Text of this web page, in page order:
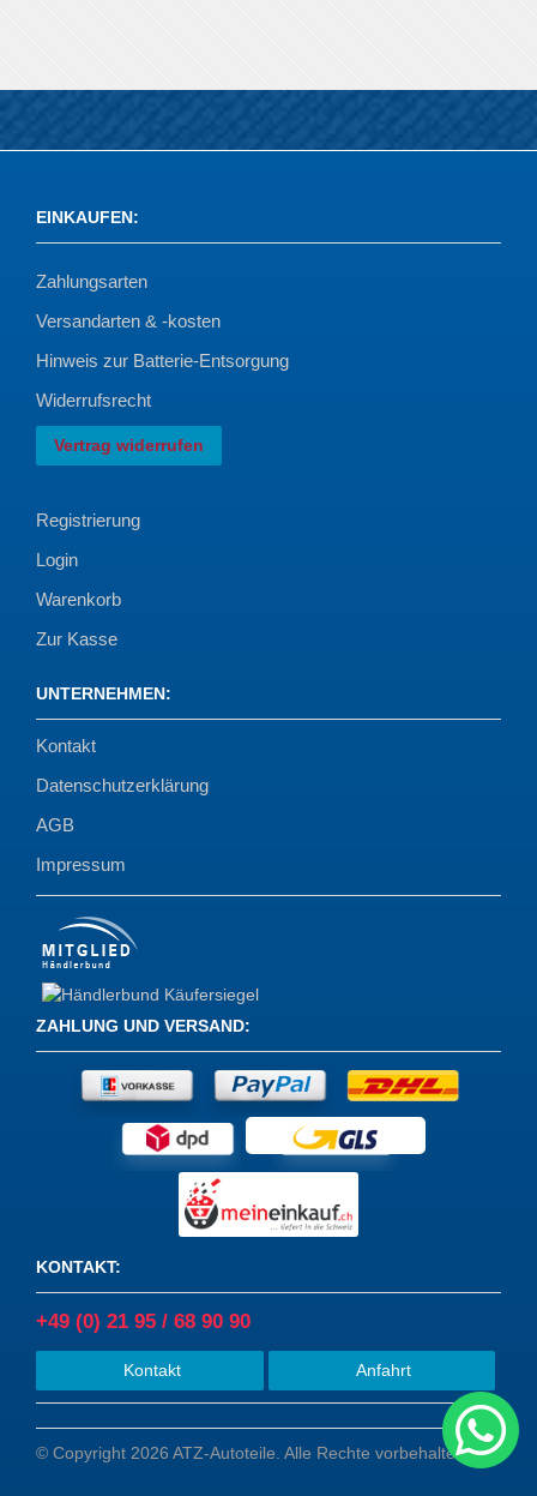
EINKAUFEN:
Zahlungsarten
Versandarten & -kosten
Hinweis zur Batterie-Entsorgung
Widerrufsrecht
Vertrag widerrufen
Registrierung
Login
Warenkorb
Zur Kasse
UNTERNEHMEN:
Kontakt
Datenschutzerklärung
AGB
Impressum
ZAHLUNG UND VERSAND:
KONTAKT:
+49 (0) 21 95 / 68 90 90
Kontakt Anfahrt
© Copyright 2026 ATZ-Autoteile. Alle Rechte vorbehalten.